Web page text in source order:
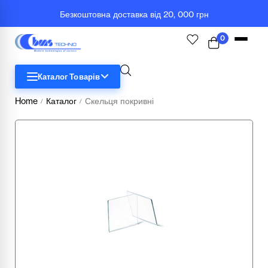
Безкоштовна доставка від 20, 000 грн
0
Каталог Товарів
Комп'ютерна техніка
Меблі
Home / Каталог / Скельця покривні